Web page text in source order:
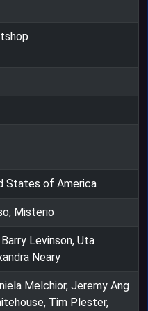
States of America
, Misterio
Levinson, Uta
Neary
Melchior, Jeremy Ang
Tim Plester,